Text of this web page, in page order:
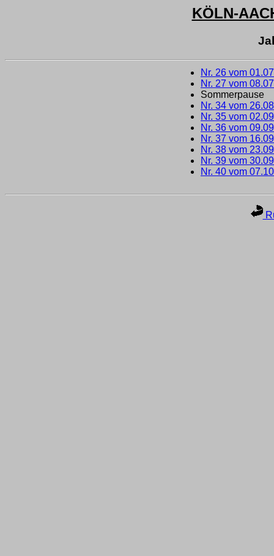
KÖLN-
Nr. 26 vom
Nr. 27 vom
Sommerpause
Nr. 34 vom
Nr. 35 vom
Nr. 36 vom
Nr. 37 vom
Nr. 38 vom
Nr. 39 vom
Nr. 40 vom